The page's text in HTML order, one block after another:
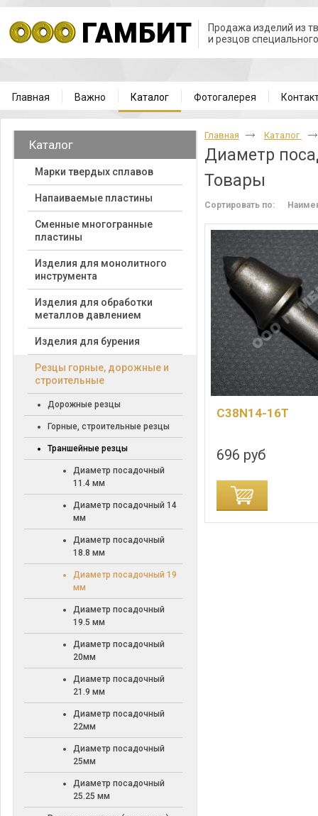
Продажа изделий из
и резцов
Главная Важно Каталог Фотогалерея
Каталог
Марки твердых сплавов
Напаиваемые пластины
Cменные многогранные
пластины
Изделия для монолитного
инструмента
Изделия для обработки
металлов давлением
Изделия для бурения
Резцы горные, дорожные и
строительные
Дорожные резцы
Горные, строительные резцы
Траншейные резцы
Диаметр посадочный
11.4 мм
Диаметр посадочный 14
мм
Диаметр посадочный
18.8 мм
Диаметр посадочный 19
мм
Диаметр посадочный
19.5 мм
Диаметр посадочный
20мм
Диаметр посадочный
21.9 мм
Диаметр посадочный
22мм
Диаметр посадочный
25мм
Диаметр посадочный
25.25 мм
Главная Каталог
Диаметр
Товары
Сортировать по:
C38N14-16T
696 руб